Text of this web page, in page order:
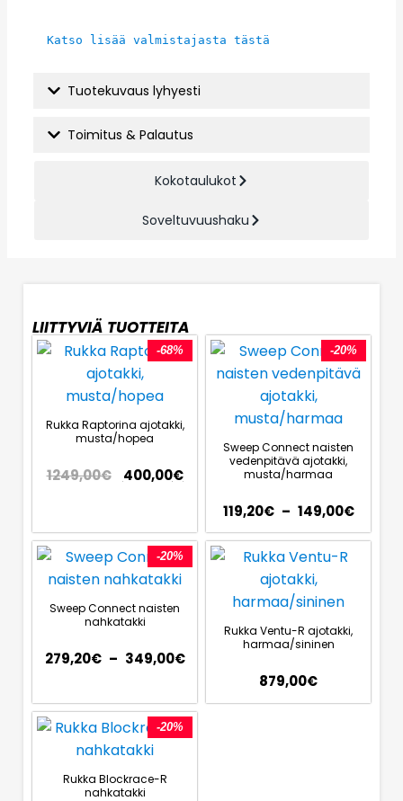
Katso lisää valmistajasta tästä
Tuotekuvaus lyhyesti
Toimitus & Palautus
Kokotaulukot
Soveltuvuushaku
LIITTYVIÄ TUOTTEITA
-68%
Rukka Raptorina ajotakki,
musta/hopea
1249,00€ 400,00€
-20%
Sweep Connect naisten
vedenpitävä ajotakki,
musta/harmaa
119,20€ – 149,00€
-20%
Sweep Connect naisten
nahkatakki
279,20€ – 349,00€
Rukka Ventu-R ajotakki,
harmaa/sininen
879,00€
-20%
Rukka Blockrace-R
nahkatakki